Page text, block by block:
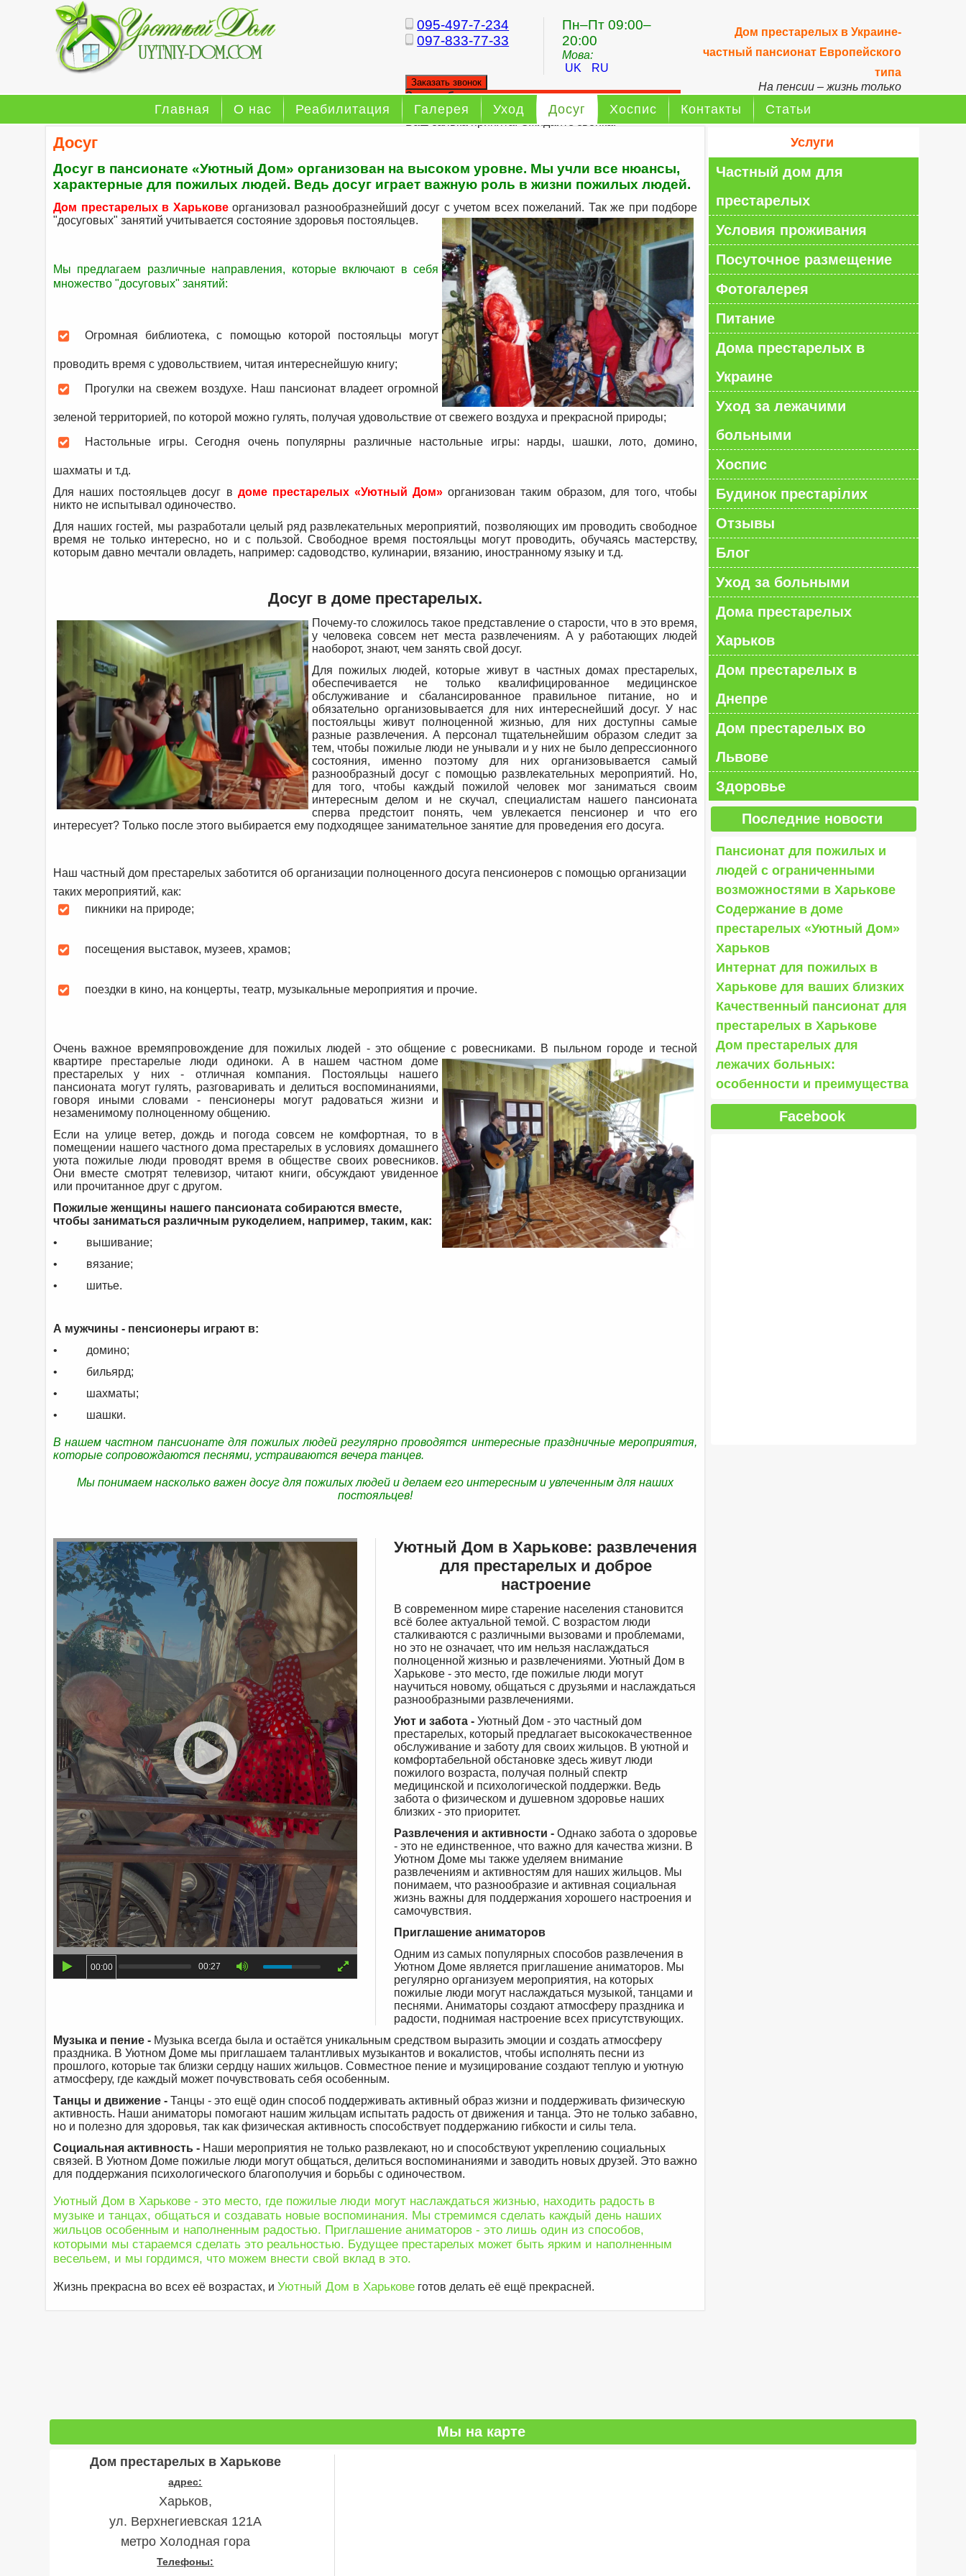
Дом престарелых в Украине-
частный пансионат Европейского
типа
На пенсии – жизнь только
095-497-7-234
097-833-77-33
Пн–Пт 09:00–
20:00
Мова:
UK
RU
Заказать звонок
Заказ обратного звонка
Ваш заявка принята. Ожидайте звонка.
Главная О нас Реабилитация Галерея Уход Досуг Хоспис Контакты Статьи
Досуг
Досуг в пансионате «Уютный Дом» организован на высоком уровне. Мы учли все нюансы,
характерные для пожилых людей. Ведь досуг играет важную роль в жизни пожилых людей.
Дом престарелых в Харькове организовал разнообразнейший досуг с учетом всех пожеланий. Так же при подборе
"досуговых" занятий учитывается состояние здоровья постояльцев.
Мы предлагаем различные направления, которые включают в себя
множество "досуговых" занятий:
Огромная библиотека, с помощью которой постояльцы могут
проводить время с удовольствием, читая интереснейшую книгу;
Прогулки на свежем воздухе. Наш пансионат владеет огромной
зеленой территорией, по которой можно гулять, получая удовольствие от свежего воздуха и прекрасной природы;
Настольные игры. Сегодня очень популярны различные настольные игры: нарды, шашки, лото, домино,
шахматы и т.д.
Для наших постояльцев досуг в доме престарелых «Уютный Дом»организован таким образом, для того, чтобы
никто не испытывал одиночество.
Для наших гостей, мы разработали целый ряд развлекательных мероприятий, позволяющих им проводить свободное
время не только интересно, но и с пользой. Свободное время постояльцы могут проводить, обучаясь мастерству,
которым давно мечтали овладеть, например: садоводство, кулинарии, вязанию, иностранному языку и т.д.
Досуг в доме престарелых.
Почему-то сложилось такое представление о старости, что в это время,
у человека совсем нет места развлечениям. А у работающих людей
наоборот, знают, чем занять свой досуг.
Для пожилых людей, которые живут в частных домах престарелых,
обеспечивается не только квалифицированное медицинское
обслуживание и сбалансированное правильное питание, но и
обязательно организовывается для них интереснейший досуг. У нас
постояльцы живут полноценной жизнью, для них доступны самые
разные развлечения. А персонал тщательнейшим образом следит за
тем, чтобы пожилые люди не унывали и у них не было депрессионного
состояния, именно поэтому для них организовывается самый
разнообразный досуг с помощью развлекательных мероприятий. Но,
для того, чтобы каждый пожилой человек мог заниматься своим
интересным делом и не скучал, специалистам нашего пансионата
сперва предстоит понять, чем увлекается пенсионер и что его
интересует? Только после этого выбирается ему подходящее занимательное занятие для проведения его досуга.
Наш частный дом престарелых заботится об организации полноценного досуга пенсионеров с помощью организации
таких мероприятий, как:
пикники на природе;
посещения выставок, музеев, храмов;
поездки в кино, на концерты, театр, музыкальные мероприятия и прочие.
Очень важное времяпровождение для пожилых людей - это общение с ровесниками. В пыльном городе и тесной
квартире престарелые люди одиноки. А в нашем частном доме
престарелых у них - отличная компания. Постояльцы нашего
пансионата могут гулять, разговаривать и делиться воспоминаниями,
говоря иными словами - пенсионеры могут радоваться жизни и
незаменимому полноценному общению.
Если на улице ветер, дождь и погода совсем не комфортная, то в
помещении нашего частного дома престарелых в условиях домашнего
уюта пожилые люди проводят время в обществе своих ровесников.
Они вместе смотрят телевизор, читают книги, обсуждают увиденное
или прочитанное друг с другом.
Пожилые женщины нашего пансионата собираются вместе,
чтобы заниматься различным рукоделием, например, таким, как:
• вышивание;
• вязание;
• шитье.
А мужчины - пенсионеры играют в:
• домино;
• бильярд;
• шахматы;
• шашки.
В нашем частном пансионате для пожилых людей регулярно проводятся интересные праздничные мероприятия,
которые сопровождаются песнями, устраиваются вечера танцев.
Мы понимаем насколько важен досуг для пожилых людей и делаем его интересным и увлеченным для наших
постояльцев!
00:00 00:27
Уютный Дом в Харькове: развлечения
для престарелых и доброе
настроение
В современном мире старение населения становится
всё более актуальной темой. С возрастом люди
сталкиваются с различными вызовами и проблемами,
но это не означает, что им нельзя наслаждаться
полноценной жизнью и развлечениями. Уютный Дом в
Харькове - это место, где пожилые люди могут
научиться новому, общаться с друзьями и наслаждаться
разнообразными развлечениями.
Уют и забота - Уютный Дом - это частный дом
престарелых, который предлагает высококачественное
обслуживание и заботу для своих жильцов. В уютной и
комфортабельной обстановке здесь живут люди
пожилого возраста, получая полный спектр
медицинской и психологической поддержки. Ведь
забота о физическом и душевном здоровье наших
близких - это приоритет.
Развлечения и активности - Однако забота о здоровье
- это не единственное, что важно для качества жизни. В
Уютном Доме мы также уделяем внимание
развлечениям и активностям для наших жильцов. Мы
понимаем, что разнообразие и активная социальная
жизнь важны для поддержания хорошего настроения и
самочувствия.
Приглашение аниматоров
Одним из самых популярных способов развлечения в
Уютном Доме является приглашение аниматоров. Мы
регулярно организуем мероприятия, на которых
пожилые люди могут наслаждаться музыкой, танцами и
песнями. Аниматоры создают атмосферу праздника и
радости, поднимая настроение всех присутствующих.
Музыка и пение - Музыка всегда была и остаётся уникальным средством выразить эмоции и создать атмосферу
праздника. В Уютном Доме мы приглашаем талантливых музыкантов и вокалистов, чтобы исполнять песни из
прошлого, которые так близки сердцу наших жильцов. Совместное пение и музицирование создают теплую и уютную
атмосферу, где каждый может почувствовать себя особенным.
Танцы и движение - Танцы - это ещё один способ поддерживать активный образ жизни и поддерживать физическую
активность. Наши аниматоры помогают нашим жильцам испытать радость от движения и танца. Это не только забавно,
но и полезно для здоровья, так как физическая активность способствует поддержанию гибкости и силы тела.
Социальная активность - Наши мероприятия не только развлекают, но и способствуют укреплению социальных
связей. В Уютном Доме пожилые люди могут общаться, делиться воспоминаниями и заводить новых друзей. Это важно
для поддержания психологического благополучия и борьбы с одиночеством.
Уютный Дом в Харькове - это место, где пожилые люди могут наслаждаться жизнью, находить радость в
музыке и танцах, общаться и создавать новые воспоминания. Мы стремимся сделать каждый день наших
жильцов особенным и наполненным радостью. Приглашение аниматоров - это лишь один из способов,
которыми мы стараемся сделать это реальностью. Будущее престарелых может быть ярким и наполненным
весельем, и мы гордимся, что можем внести свой вклад в это.
Жизнь прекрасна во всех её возрастах, и Уютный Дом в Харькове готов делать её ещё прекрасней.
Услуги
Частный дом для
престарелых
Условия проживания
Посуточное размещение
Фотогалерея
Питание
Дома престарелых в
Украине
Уход за лежачими
больными
Хоспис
Будинок престарілих
Отзывы
Блог
Уход за больными
Дома престарелых
Харьков
Дом престарелых в
Днепре
Дом престарелых во
Львове
Здоровье
Последние новости
Пансионат для пожилых и
людей с ограниченными
возможностями в Харькове
Содержание в доме
престарелых «Уютный Дом»
Харьков
Интернат для пожилых в
Харькове для ваших близких
Качественный пансионат для
престарелых в Харькове
Дом престарелых для
лежачих больных:
особенности и преимущества
Facebook
Мы на карте
Дом престарелых в Харькове
адрес:
Харьков,
ул. Верхнегиевская 121А
метро Холодная гора
Телефоны: